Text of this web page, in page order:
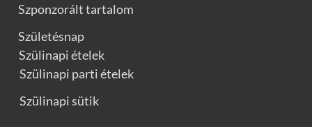
Szponzorált tartalom
Születésnap
Szülinapi ételek
Szülinapi parti ételek
Szülinapi sütik